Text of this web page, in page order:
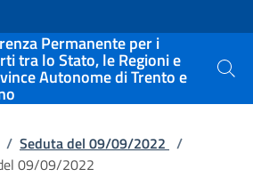
Permanente per i
tra lo Stato, le Regioni e
Autonome di Trento e Cerca
/ Seduta del 09/09/2022 /
09/09/2022